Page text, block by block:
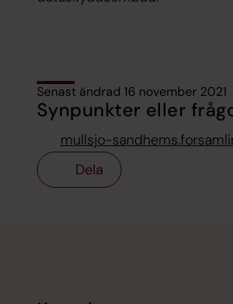
Senast ändrad 16 november 2021
Synpunkter eller
mullsjo-
Dela